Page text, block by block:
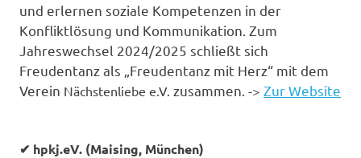
und erlernen soziale Kompetenzen in der
Konfliktlösung und Kommunikation. Zum
Jahreswechsel 2024/2025 schließt sich
Freudentanz als „Freudentanz mit Herz“ mit dem
Verein Nächstenliebe e.V. zusammen. -> Zur Website
✔ hpkj.eV. (Maising, München)